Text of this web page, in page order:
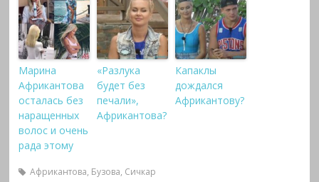
Марина
Африкантова
осталась без
наращенных
волос и очень
рада этому
«Разлука
будет без
печали»,
Африкантова?
Капаклы
дождался
Африкантову?
Африкантова, Бузова, Сичкар